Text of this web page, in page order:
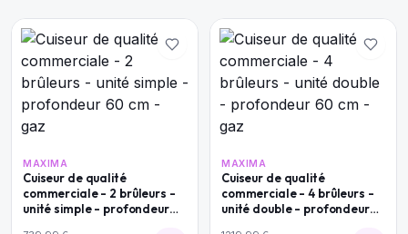
MAXIMA
Cuiseur de qualité
commerciale - 2 brûleurs -
unité simple - profondeur
MAXIMA
Cuiseur de qualité
commerciale - 4 brûleurs -
unité double - profondeur